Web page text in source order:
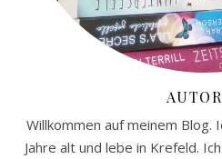
Willkommen auf meinem Blog.
Jahre alt und lebe in Krefeld.